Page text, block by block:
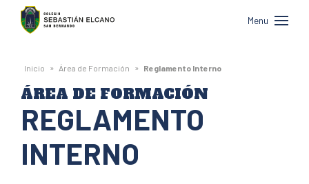
Colegio
Sebastián
Elcano
de
San
Bernardo
Menu
Inicio » Área de Formación » Reglamento Interno
ÁREA DE FORMACIÓN
REGLAMENTO
INTERNO